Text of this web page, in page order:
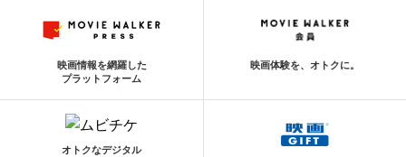
映画情報を網羅した
プラットフォーム
映画体験を、オトクに。
オトクなデジタル